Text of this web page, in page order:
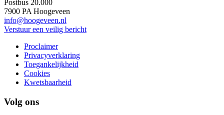
Postbus 20.000
7900 PA Hoogeveen
info@hoogeveen.nl
Verstuur een veilig bericht
Proclaimer
Privacyverklaring
Toegankelijkheid
Cookies
Kwetsbaarheid
Volg ons